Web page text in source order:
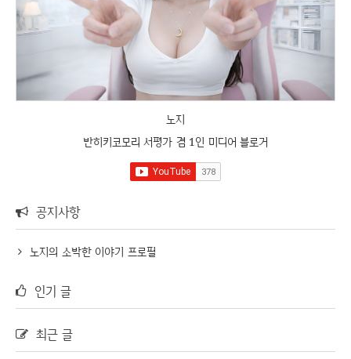
노지
반히키코모리 서평가 겸 1인 미디어 블로거
공지사항
노지의 소박한 이야기 프로필
인기 글
최근 글